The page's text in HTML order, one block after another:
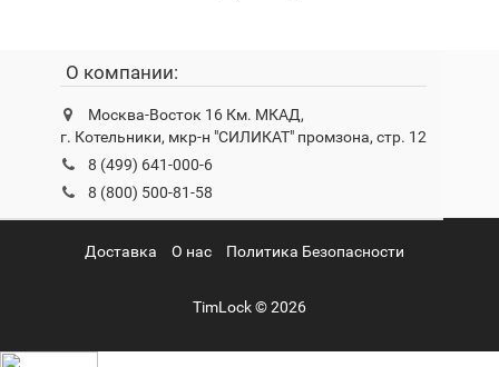
О компании:
Москва-Восток 16 Км. МКАД,
г. Котельники, мкр-н "СИЛИКАТ" промзона, стр. 12
8 (499) 641-000-6
8 (800) 500-81-58
Доставка О нас Политика Безопасности
TimLock © 2026